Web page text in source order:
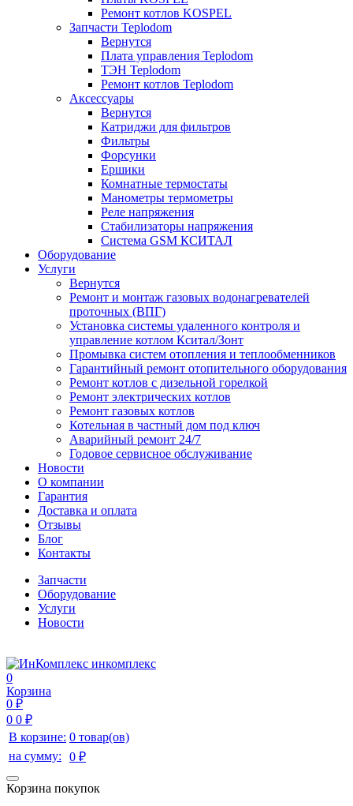
Ремонт котлов KOSPEL
Запчасти Teplodom
Вернутся
Плата управления Teplodom
ТЭН Teplodom
Ремонт котлов Teplodom
Аксессуары
Вернутся
Катриджи для фильтров
Фильтры
Форсунки
Ершики
Комнатные термостаты
Манометры термометры
Реле напряжения
Стабилизаторы напряжения
Система GSM КСИТАЛ
Оборудование
Услуги
Вернутся
Ремонт и монтаж газовых водонагревателей
проточных (ВПГ)
Установка системы удаленного контроля и
управление котлом Кситал/Зонт
Промывка систем отопления и теплообменников
Гарантийный ремонт отопительного оборудования
Ремонт котлов с дизельной горелкой
Ремонт электрических котлов
Ремонт газовых котлов
Котельная в частный дом под ключ
Аварийный ремонт 24/7
Годовое сервисное обслуживание
Новости
О компании
Гарантия
Доставка и оплата
Отзывы
Блог
Контакты
Запчасти
Оборудование
Услуги
Новости
инкомплекс
0
Корзина
0 ₽
0 0 ₽
В корзине: 0 товар(ов)
на сумму:
0 ₽
Корзина покупок